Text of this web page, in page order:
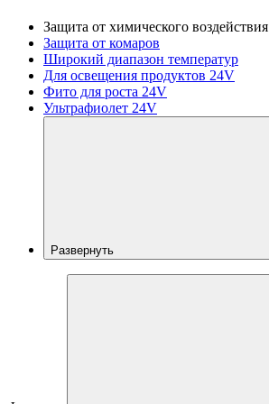
Защита от химического воздействия
Защита от комаров
Широкий диапазон температур
Для освещения продуктов 24V
Фито для роста 24V
Ультрафиолет 24V
Развернуть